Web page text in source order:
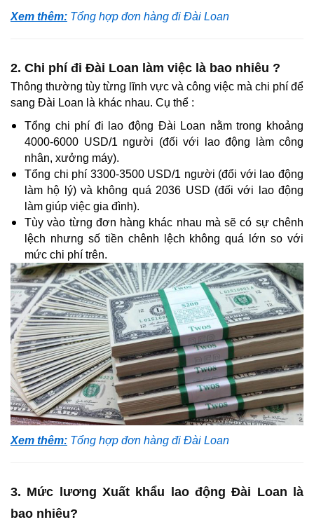
Xem thêm: Tổng hợp đơn hàng đi Đài Loan
2. Chi phí đi Đài Loan làm việc là bao nhiêu ?
Thông thường tùy từng lĩnh vực và công việc mà chi phí để
sang Đài Loan là khác nhau. Cụ thể :
Tổng chi phí đi lao động Đài Loan nằm trong khoảng
4000-6000 USD/1 người (đối với lao động làm công
nhân, xưởng máy).
Tổng chi phí 3300-3500 USD/1 người (đổi với lao động
làm hộ lý) và không quá 2036 USD (đối với lao động
làm giúp việc gia đình).
Tùy vào từng đơn hàng khác nhau mà sẽ có sự chênh
lệch nhưng số tiền chênh lệch không quá lớn so với
mức chi phí trên.
Xem thêm: Tổng hợp đơn hàng đi Đài Loan
3. Mức lương Xuất khẩu lao động Đài Loan là
bao nhiêu?